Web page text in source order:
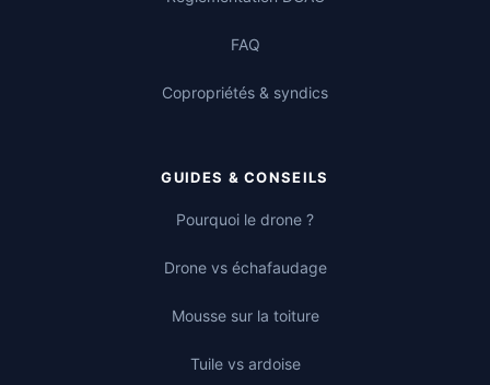
FAQ
Copropriétés & syndics
GUIDES & CONSEILS
Pourquoi le drone ?
Drone vs échafaudage
Mousse sur la toiture
Tuile vs ardoise